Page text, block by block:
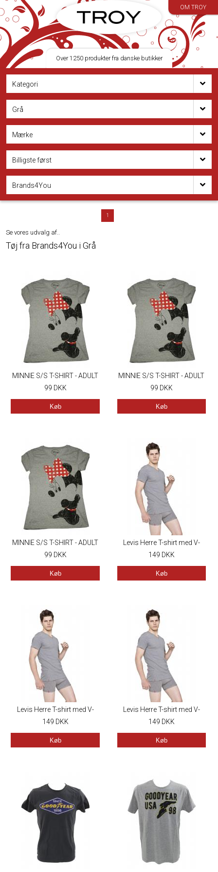
OM TROY
Over 1250 produkter fra danske butikker
Kategori
Grå
Mærke
Billigste først
Brands4You
1
Se vores udvalg af..
Tøj fra Brands4You i Grå
MINNIE S/S T-SHIRT - ADULT
99 DKK
Køb
MINNIE S/S T-SHIRT - ADULT
99 DKK
Køb
MINNIE S/S T-SHIRT - ADULT
99 DKK
Køb
Levis Herre T-shirt med V-
hals
149 DKK
Køb
Levis Herre T-shirt med V-
hals
149 DKK
Køb
Levis Herre T-shirt med V-
hals
149 DKK
Køb